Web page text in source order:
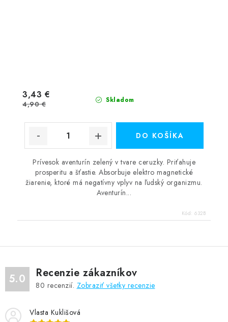
Skladom
3,43 €
4,90 €
DO KOŠÍKA
Prívesok aventurín zelený v tvare ceruzky. Priťahuje
prosperitu a šťastie. Absorbuje elektro magnetické
žiarenie, ktoré má negatívny vplyv na ľudský organizmu.
Aventurín...
Kód: 632B
5.0 Recenzie zákazníkov
80 recenzií. Zobraziť všetky recenzie
Vlasta Kuklišová